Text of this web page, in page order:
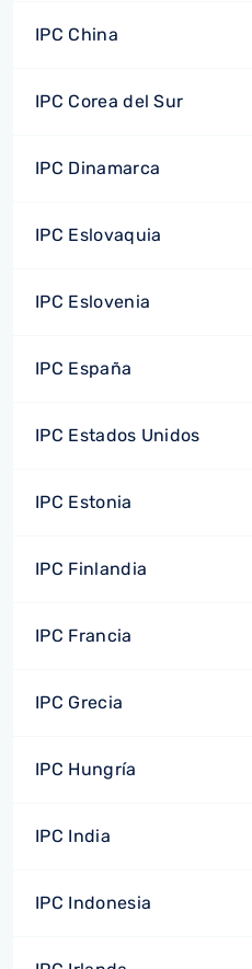
IPC China
IPC Corea del Sur
IPC Dinamarca
IPC Eslovaquia
IPC Eslovenia
IPC España
IPC Estados Unidos
IPC Estonia
IPC Finlandia
IPC Francia
IPC Grecia
IPC Hungría
IPC India
IPC Indonesia